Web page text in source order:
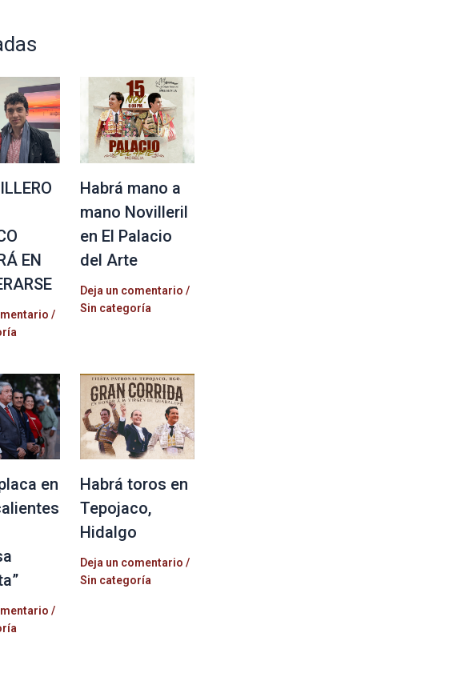
EN
/
Habrá mano a
mano Novilleril
en El Palacio
del Arte
Deja un comentario /
Sin categoría
en
/
Habrá toros en
Tepojaco,
Hidalgo
Deja un comentario /
Sin categoría